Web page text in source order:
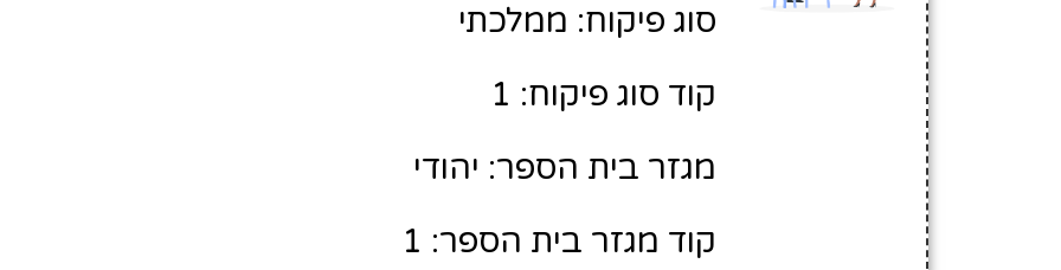
סוג פיקוח: ממלכתי
קוד סוג פיקוח: 1
מגזר בית הספר: יהודי
קוד מגזר בית הספר: 1